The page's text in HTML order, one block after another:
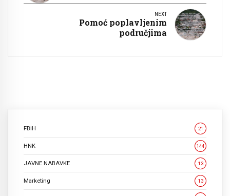
NEXT
Pomoć poplavljenim
područjima
FBiH 21
HNK 144
JAVNE NABAVKE 13
Marketing 13